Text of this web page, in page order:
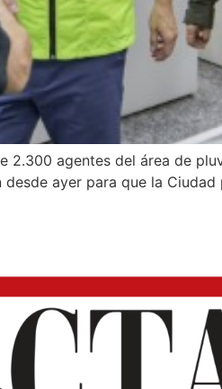
agentes del área de
ayer para que la